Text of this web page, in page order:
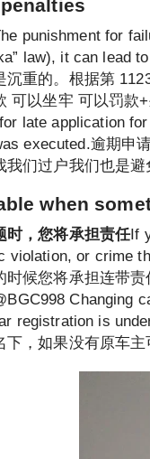
punishment for
law), it can lead
沉重的。根据第
可以坐牢 可以罚款
late application
executed.逾期申
我们过户我们也是
when
时，您将承担责任If
violation, or crime
时候您将承担连带
Changing
registration is
下，如果没有原车